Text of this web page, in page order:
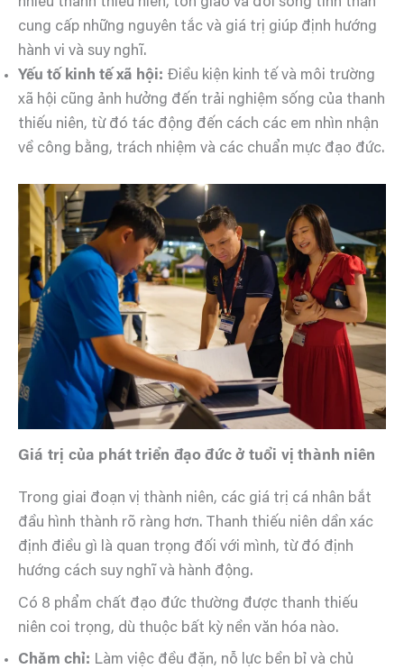
cung cấp những nguyên tắc và giá trị giúp định hướng
hành vi và suy nghĩ.
Yếu tố kinh tế xã hội: Điều kiện kinh tế và môi trường
xã hội cũng ảnh hưởng đến trải nghiệm sống của thanh
thiếu niên, từ đó tác động đến cách các em nhìn nhận
về công bằng, trách nhiệm và các chuẩn mực đạo đức.
Giá trị của phát triển đạo đức ở tuổi vị thành niên
Trong giai đoạn vị thành niên, các giá trị cá nhân bắt
đầu hình thành rõ ràng hơn. Thanh thiếu niên dần xác
định điều gì là quan trọng đối với mình, từ đó định
hướng cách suy nghĩ và hành động.
Có 8 phẩm chất đạo đức thường được thanh thiếu
niên coi trọng, dù thuộc bất kỳ nền văn hóa nào.
Chăm chỉ: Làm việc đều đặn, nỗ lực bền bỉ và chủ